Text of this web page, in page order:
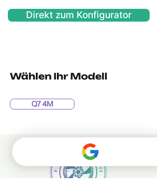
Direkt zum Konfigurator
Wählen Ihr Modell
Q7 4M